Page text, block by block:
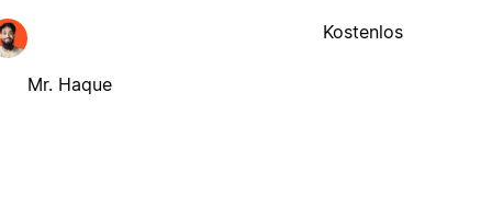
Mr. Haque
Kostenlos